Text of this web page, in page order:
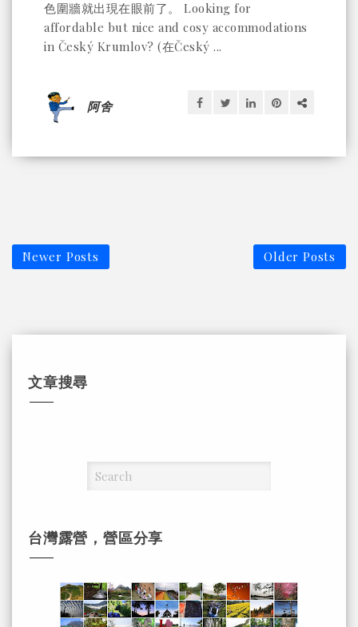
色圍牆就出現在眼前了。 Looking for
affordable but nice and cosy accommodations
in Český Krumlov? (在Český ...
阿舍
Newer Posts Older Posts
文章搜尋
台灣露營，營區分享